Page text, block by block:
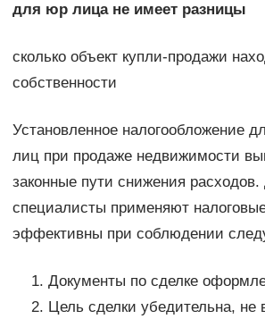
для юр лица не имеет разницы
сколько объект купли-продажи
собственности
Установленное налогообложение
лиц при продаже недвижимости
законные пути снижения расходов.
специалисты применяют
эффективны при соблюдении
Документы по сделке
Цель сделки убедительна, не